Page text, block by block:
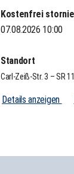
Kostenfrei
07.08.2026 10:00
Standort
Carl-Zeiß-Str. 3 – SR
Details anzeigen